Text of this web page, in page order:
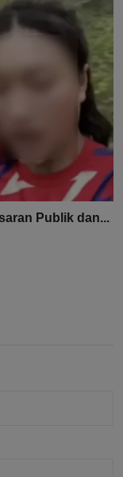
Publik dan...